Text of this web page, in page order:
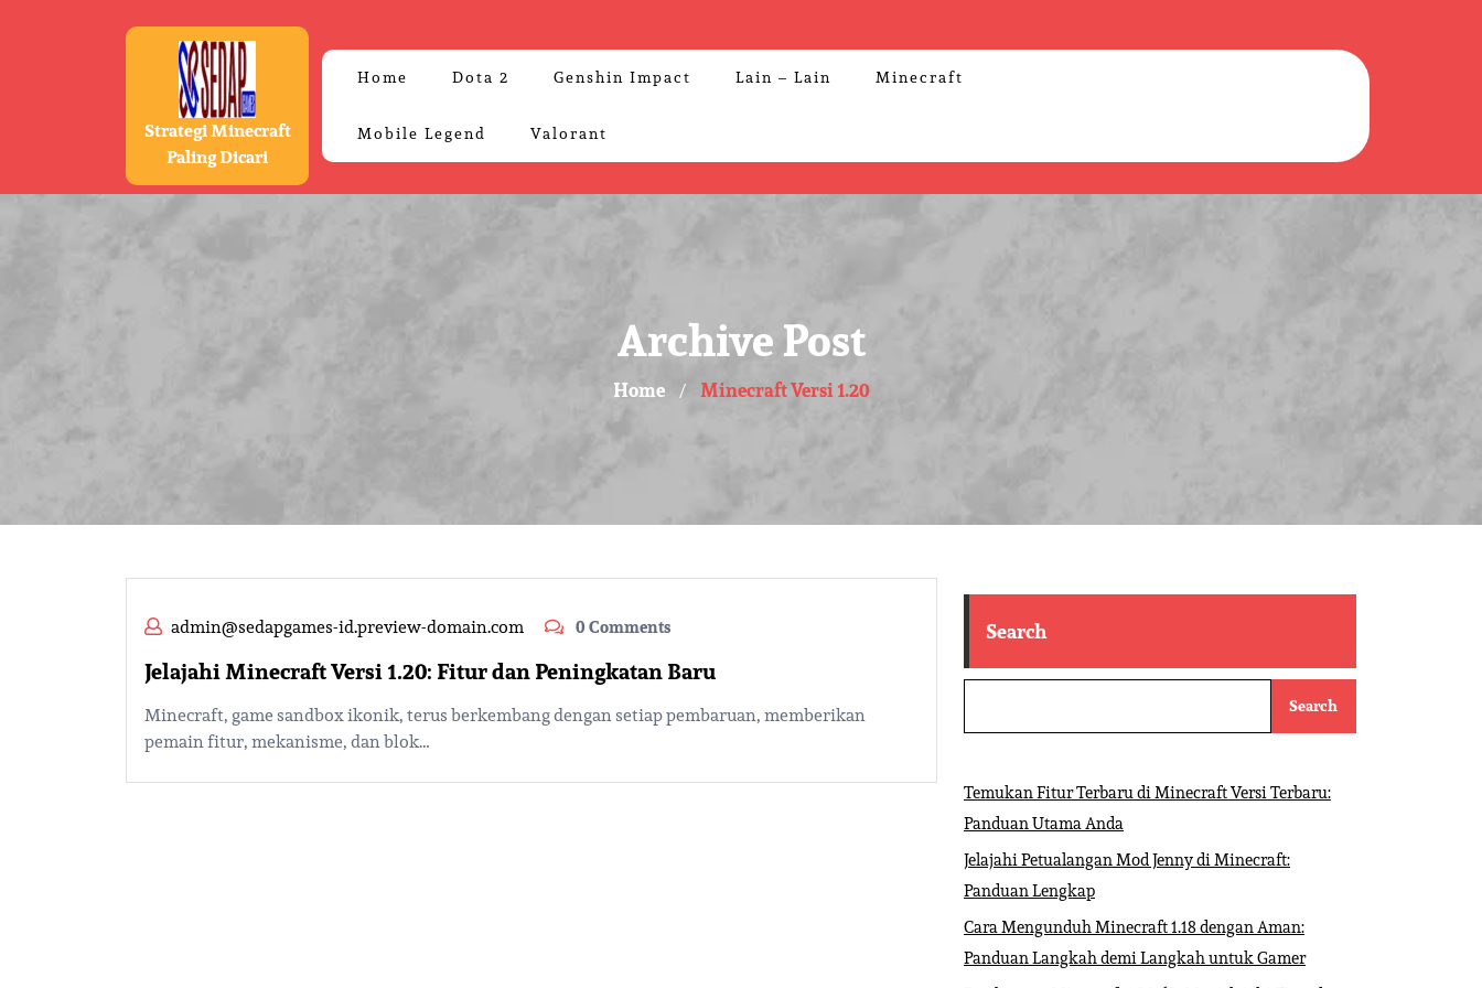
Strategi Minecraft
Paling Dicari
Home Dota 2 Genshin Impact Lain – Lain Minecraft
Mobile Legend Valorant
Archive Post
Home / Minecraft Versi 1.20
admin@sedapgames-id.preview-domain.com 0 Comments
Jelajahi Minecraft Versi 1.20: Fitur dan Peningkatan Baru
Minecraft, game sandbox ikonik, terus berkembang dengan setiap pembaruan, memberikan
pemain fitur, mekanisme, dan blok…
Search
Search
Temukan Fitur Terbaru di Minecraft Versi Terbaru:
Panduan Utama Anda
Jelajahi Petualangan Mod Jenny di Minecraft:
Panduan Lengkap
Cara Mengunduh Minecraft 1.18 dengan Aman:
Panduan Langkah demi Langkah untuk Gamer